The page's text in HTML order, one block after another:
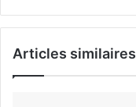
Articles similaires